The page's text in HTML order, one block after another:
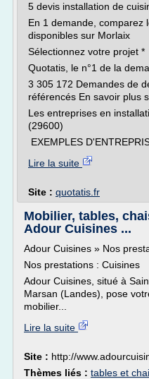
5 devis installation de
En 1 demande, comparez
disponibles sur Morlaix
Sélectionnez votre projet *
Quotatis, le n°1 de la
3 305 172 Demandes de
référencés En savoir plus
Les entreprises en
(29600)
EXEMPLES
Lire la suite
Site : quotatis.fr
Mobilier, tables,
Adour Cuisines ...
Adour Cuisines » Nos
Nos prestations : Cuisines
Adour Cuisines, situé à
Marsan (Landes), pose
mobilier...
Lire la suite
Site : http://
Thèmes liés : tables et